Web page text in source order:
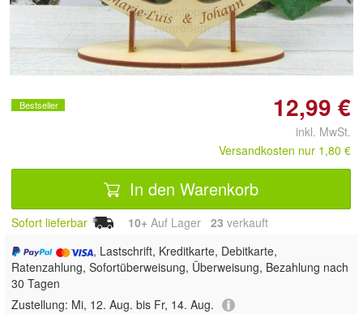
Doppelt antippen zum
vergrößern
Bestseller 12,99 €
inkl. MwSt.
Versandkosten nur 1,80 €
In den Warenkorb
Sofort lieferbar 10+ Auf Lager 23 verkauft
, Lastschrift, Kreditkarte, Debitkarte,
Ratenzahlung, Sofortüberweisung, Überweisung, Bezahlung nach
30 Tagen
Zustellung: Mi, 12. Aug. bis Fr, 14. Aug.